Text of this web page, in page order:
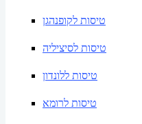
טיסות לקופנהגן
טיסות לסיציליה
טיסות ללונדון
טיסות לרומא